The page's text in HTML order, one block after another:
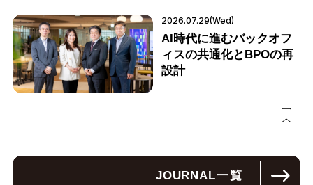
2026.07.29(Wed)
AI時代に進むバックオフ
ィスの共通化とBPOの再
設計
JOURNAL一覧